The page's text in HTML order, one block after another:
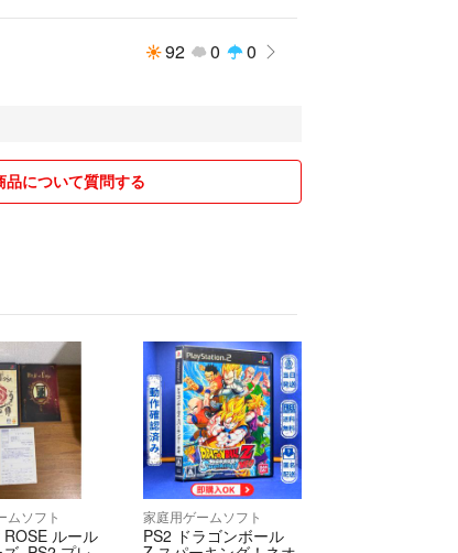
致します。
お控えください。
認しておりますが、あくまで個人保管品で
。
ざいます。
92 0 0
品について質問する
ムソフト
ルール
家庭用ゲームソフト
PS2 ドラゴンボール